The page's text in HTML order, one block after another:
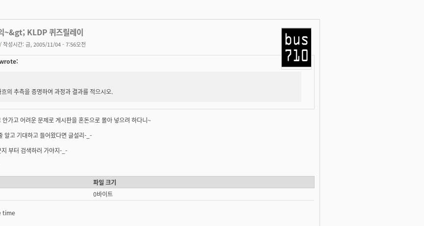
~&gt; KLDP 퀴즈릴레이
/ 작성시간: 금, 2005/11/04 - 7:56오전
의 추측을 증명하여 과정과 결과를 적으시오.
안가고 어려운 문제로 게시판을 혼돈으로 몰아 넣으려 하다니~
알고 기대하고 들어왔다면 글설리-_-
부터 검색하러 가야지-_-
파일 크기
0바이트
time